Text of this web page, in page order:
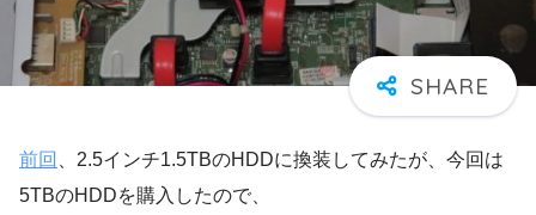
前回
、2.5インチ1.5TBのHDDに換装してみたが、今回は
5TBのHDDを購入したので、